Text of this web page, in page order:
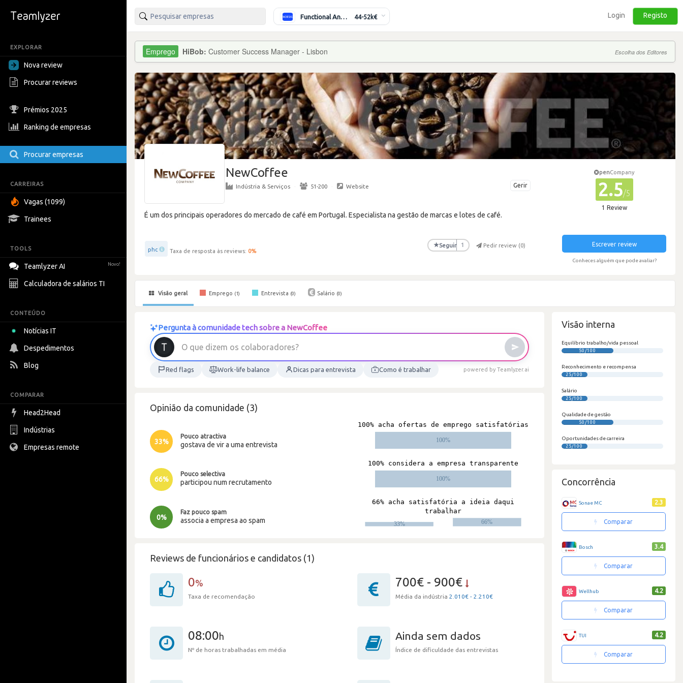
EXPLORAR
Nova review
Procurar reviews
Prémios 2025
Ranking de empresas
Procurar empresas
CARREIRAS
Vagas (1099)
Trainees
TOOLS
Teamlyzer AI Novo!
Calculadora de salários TI
CONTEÚDO
Notícias IT
Despedimentos
Blog
COMPARAR
Head2Head
Indústrias
Empresas remote
Functional Analyst (Banking) 44-52k€ Login Registo
HiBob: Customer Success Manager - Lisbon Escolha dos Editores
NewCoffee
Gerir
Indústria & Serviços · 51-200 · Website
É um dos principais operadores do mercado de café em Portugal. Especialista na gestão de marcas e lotes de café.
phc Taxa de resposta às reviews: 0%
★Seguir 1 Pedir review (0)
penCompany
2.5/5
1 Review
Escrever review
Conheces alguém que pode avaliar?
Visão geral Emprego (1) Entrevista (0) Salário (0)
Pergunta à comunidade tech sobre a NewCoffee
O que d izem os colaborad ores?
Red flags Work-life balance Dicas para entrevista Como é trabalhar powered by Teamlyzer.ai
Opinião da comunidade (3)
33%
Pouco atractiva
gostava de vir a uma entrevista
66%
Pouco selectiva
participou num recrutamento
0%
Faz pouco spam
associa a empresa ao spam
Reviews de funcionários e candidatos (1)
0%
Taxa de recomendação
700€ - 900€
Média da indústria 2.010€ - 2.210€
08:00h
Nº de horas trabalhadas em média
Ainda sem dados
Índice de dificuldade das entrevistas
Visão interna
Equilíbrio trabalho/vida pessoal
50/100
Reconhecimento e recompensa
25/100
Salário
25/100
Qualidade de gestão
50/100
Oportunidades de carreira
25/100
Concorrência
Sonae MC 2.3
Comparar
Bosch 3.4
Comparar
Wellhub 4.2
Comparar
TUI 4.2
Comparar